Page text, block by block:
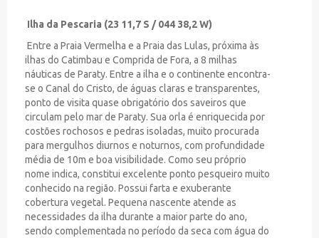
Ilha da Pescaria (23 11,7 S / 044 38,2 W)
Entre a Praia Vermelha e a Praia das Lulas, próxima às
ilhas do Catimbau e Comprida de Fora, a 8 milhas
náuticas de Paraty. Entre a ilha e o continente encontra-
se o Canal do Cristo, de águas claras e transparentes,
ponto de visita quase obrigatório dos saveiros que
circulam pelo mar de Paraty. Sua orla é enriquecida por
costões rochosos e pedras isoladas, muito procurada
para mergulhos diurnos e noturnos, com profundidade
média de 10m e boa visibilidade. Como seu próprio
nome indica, constitui excelente ponto pesqueiro muito
conhecido na região. Possui farta e exuberante
cobertura vegetal. Pequena nascente atende as
necessidades da ilha durante a maior parte do ano,
sendo complementada no período da seca com água do